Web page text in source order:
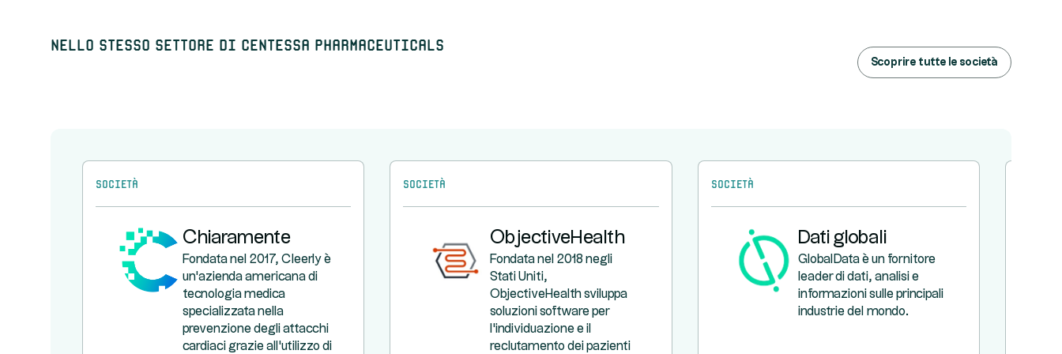
Nello stesso settore di Centessa Pharmaceuticals
Scoprire tutte le società
Società
Chiaramente
Fondata nel 2017, Cleerly è
un'azienda americana di
tecnologia medica
specializzata nella
prevenzione degli attacchi
cardiaci grazie all'utilizzo di
Società
ObjectiveHealth
Fondata nel 2018 negli
Stati Uniti,
ObjectiveHealth sviluppa
soluzioni software per
l'individuazione e il
reclutamento dei pazienti
Società
Dati globali
GlobalData è un fornitore
leader di dati, analisi e
informazioni sulle principali
industrie del mondo.